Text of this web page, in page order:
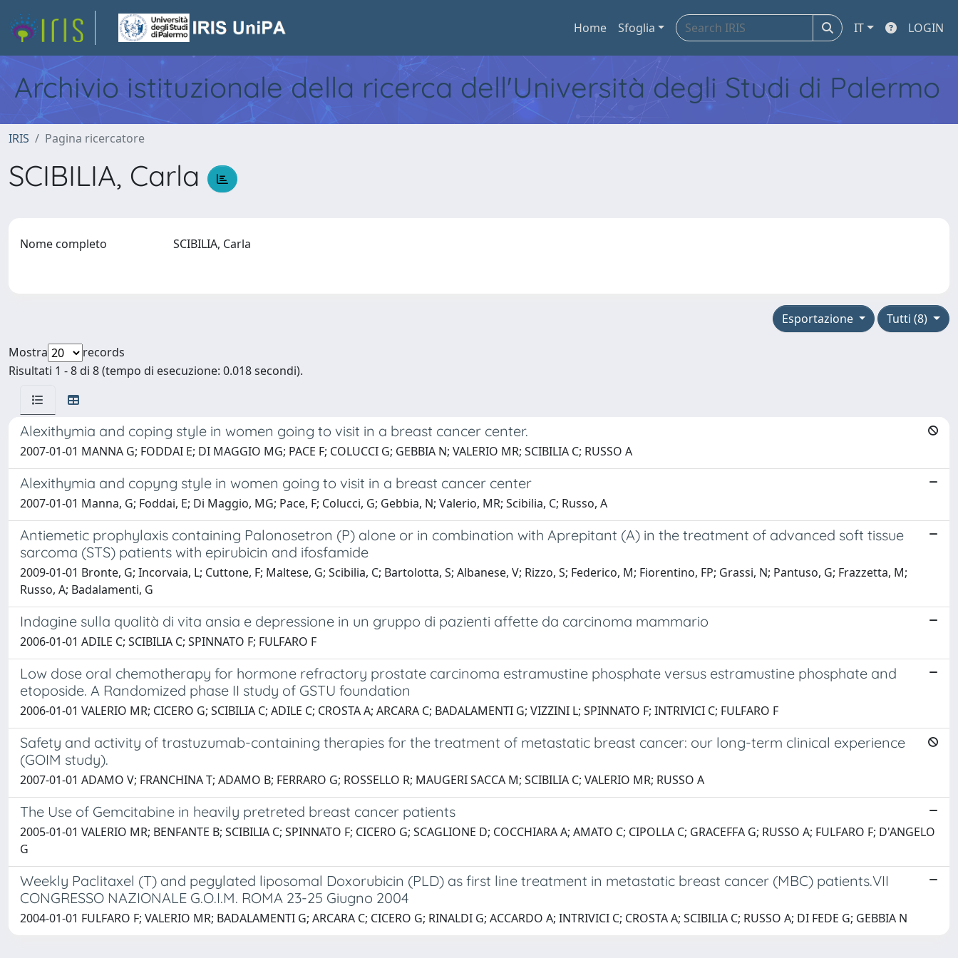
Home Sfoglia IT LOGIN
Archivio istituzionale della ricerca dell'Università degli Studi di Palermo
IRIS Pagina ricercatore
SCIBILIA, Carla
Nome completo SCIBILIA, Carla
Tutti (8)
Esportazione
Mostra
records
Risultati 1 - 8 di 8 (tempo di esecuzione: 0.018 secondi).
Alexithymia and coping style in women going to visit in a breast cancer center.
2007-01-01 MANNA G; FODDAI E; DI MAGGIO MG; PACE F; COLUCCI G; GEBBIA N; VALERIO MR; SCIBILIA C; RUSSO A
Alexithymia and copyng style in women going to visit in a breast cancer center
2007-01-01 Manna, G; Foddai, E; Di Maggio, MG; Pace, F; Colucci, G; Gebbia, N; Valerio, MR; Scibilia, C; Russo, A
Antiemetic prophylaxis containing Palonosetron (P) alone or in combination with Aprepitant (A) in the treatment of advanced soft tissue
sarcoma (STS) patients with epirubicin and ifosfamide
2009-01-01 Bronte, G; Incorvaia, L; Cuttone, F; Maltese, G; Scibilia, C; Bartolotta, S; Albanese, V; Rizzo, S; Federico, M; Fiorentino, FP; Grassi, N; Pantuso, G; Frazzetta, M;
Russo, A; Badalamenti, G
Indagine sulla qualità di vita ansia e depressione in un gruppo di pazienti affette da carcinoma mammario
2006-01-01 ADILE C; SCIBILIA C; SPINNATO F; FULFARO F
Low dose oral chemotherapy for hormone refractory prostate carcinoma estramustine phosphate versus estramustine phosphate and
etoposide. A Randomized phase II study of GSTU foundation
2006-01-01 VALERIO MR; CICERO G; SCIBILIA C; ADILE C; CROSTA A; ARCARA C; BADALAMENTI G; VIZZINI L; SPINNATO F; INTRIVICI C; FULFARO F
Safety and activity of trastuzumab-containing therapies for the treatment of metastatic breast cancer: our long-term clinical experience
(GOIM study).
2007-01-01 ADAMO V; FRANCHINA T; ADAMO B; FERRARO G; ROSSELLO R; MAUGERI SACCA M; SCIBILIA C; VALERIO MR; RUSSO A
The Use of Gemcitabine in heavily pretreted breast cancer patients
2005-01-01 VALERIO MR; BENFANTE B; SCIBILIA C; SPINNATO F; CICERO G; SCAGLIONE D; COCCHIARA A; AMATO C; CIPOLLA C; GRACEFFA G; RUSSO A; FULFARO F; D'ANGELO
G
Weekly Paclitaxel (T) and pegylated liposomal Doxorubicin (PLD) as first line treatment in metastatic breast cancer (MBC) patients.VII
CONGRESSO NAZIONALE G.O.I.M. ROMA 23-25 Giugno 2004
2004-01-01 FULFARO F; VALERIO MR; BADALAMENTI G; ARCARA C; CICERO G; RINALDI G; ACCARDO A; INTRIVICI C; CROSTA A; SCIBILIA C; RUSSO A; DI FEDE G; GEBBIA N